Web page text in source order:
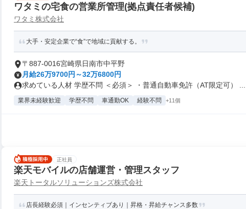
ワタミの宅食の営業所管理(拠点責任者候補)
ワタミ株式会社
大手・安定企業で“食”で地域に貢献する。
〒887-0016宮崎県日南市中平野
月給26万9700円～32万6800円
求めている人材 学歴不問 ＜必須＞ ・普通自動車免許（AT限定可） ...
業界未経験歓迎 学歴不問 車通勤OK 経験不問 +11個
正社員
楽天モバイルの店舗運営・管理スタッフ
楽天トータルソリューションズ株式会社
店長経験必須｜インセンティブあり｜昇格・昇給チャンス多数